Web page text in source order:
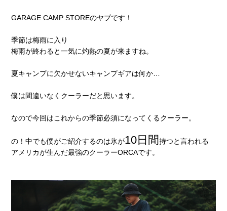
GARAGE CAMP STOREのヤブです！
季節は梅雨に入り
梅雨が終わると一気に灼熱の夏が来ますね。
夏キャンプに欠かせないキャンプギアは何か…
僕は間違いなくクーラーだと思います。
なので今回はこれからの季節必須になってくるクーラー。
の！中でも僕がご紹介するのは氷が10日間持つと言われる
アメリカが生んだ最強のクーラーORCAです。